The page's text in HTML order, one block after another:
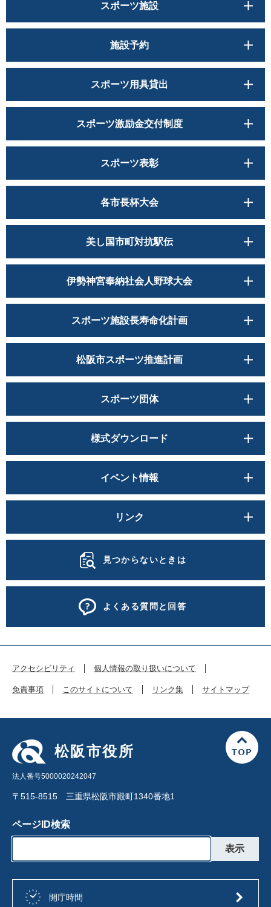
スポーツ施設
施設予約
スポーツ用具貸出
スポーツ激励金交付制度
スポーツ表彰
各市長杯大会
美し国市町対抗駅伝
伊勢神宮奉納社会人野球大会
スポーツ施設長寿命化計画
松阪市スポーツ推進計画
スポーツ団体
様式ダウンロード
イベント情報
リンク
見つからないときは
よくある質問と回答
アクセシビリティ 個人情報の取り扱いについて
免責事項 このサイトについて リンク集 サイトマップ
松阪市役所
法人番号5000020242047
〒515-8515 三重県松阪市殿町1340番地1
ページID検索
開庁時間